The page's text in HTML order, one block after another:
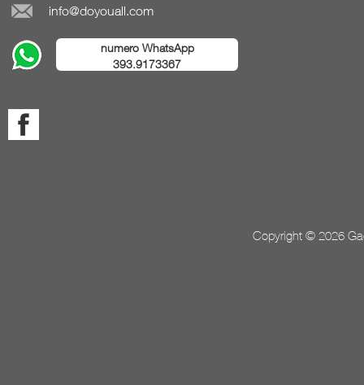
info@doyouall.com
numero WhatsApp
393.9173367
Copyright © 2026